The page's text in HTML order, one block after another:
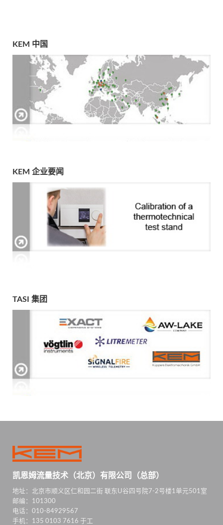
KEM 中国
KEM 企业要闻
TASI 集团
凯恩姆流量技术（北京）有限公司（总部）
地址：北京市顺义区仁和园二街 联东U谷四号院7-2号楼1单元501室
邮编：101300
电话：010-84929567
手机：135 0103 7616 于工